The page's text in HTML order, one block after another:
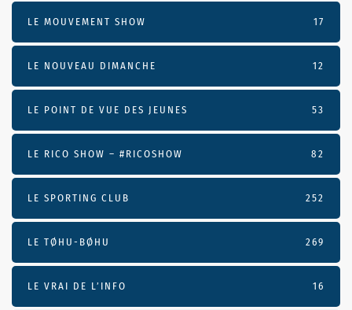
LE MOUVEMENT SHOW 17
LE NOUVEAU DIMANCHE 12
LE POINT DE VUE DES JEUNES 53
LE RICO SHOW – #RICOSHOW 82
LE SPORTING CLUB 252
LE TØHU-BØHU 269
LE VRAI DE L’INFO 16